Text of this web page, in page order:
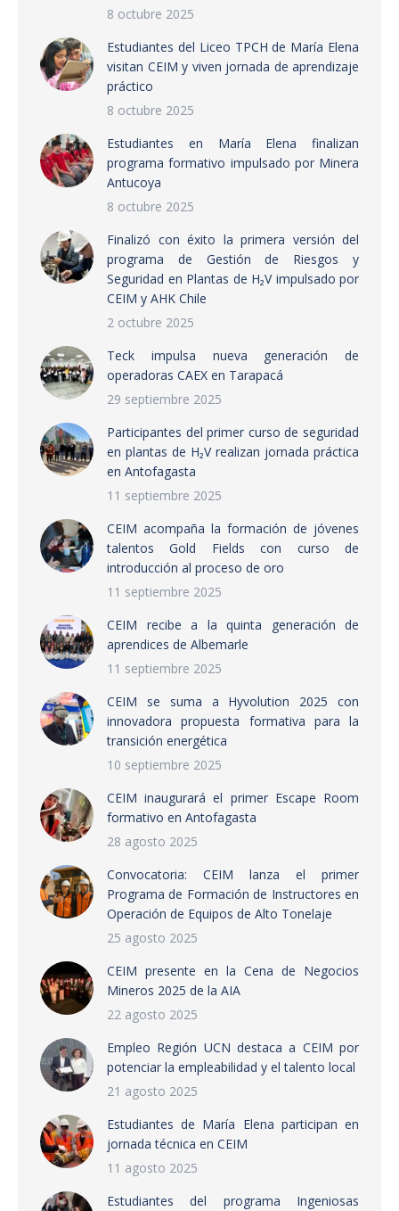
8 octubre 2025
Estudiantes del Liceo TPCH de María Elena
visitan CEIM y viven jornada de aprendizaje
práctico
8 octubre 2025
Estudiantes en María Elena finalizan
programa formativo impulsado por Minera
Antucoya
8 octubre 2025
Finalizó con éxito la primera versión del
programa de Gestión de Riesgos y
Seguridad en Plantas de H₂V impulsado por
CEIM y AHK Chile
2 octubre 2025
Teck impulsa nueva generación de
operadoras CAEX en Tarapacá
29 septiembre 2025
Participantes del primer curso de seguridad
en plantas de H₂V realizan jornada práctica
en Antofagasta
11 septiembre 2025
CEIM acompaña la formación de jóvenes
talentos Gold Fields con curso de
introducción al proceso de oro
11 septiembre 2025
CEIM recibe a la quinta generación de
aprendices de Albemarle
11 septiembre 2025
CEIM se suma a Hyvolution 2025 con
innovadora propuesta formativa para la
transición energética
10 septiembre 2025
CEIM inaugurará el primer Escape Room
formativo en Antofagasta
28 agosto 2025
Convocatoria: CEIM lanza el primer
Programa de Formación de Instructores en
Operación de Equipos de Alto Tonelaje
25 agosto 2025
CEIM presente en la Cena de Negocios
Mineros 2025 de la AIA
22 agosto 2025
Empleo Región UCN destaca a CEIM por
potenciar la empleabilidad y el talento local
21 agosto 2025
Estudiantes de María Elena participan en
jornada técnica en CEIM
11 agosto 2025
Estudiantes del programa Ingeniosas